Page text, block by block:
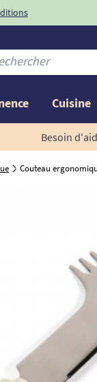
Cuisine
Besoin
Couteau